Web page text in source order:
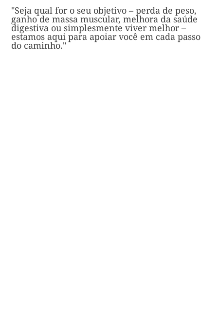
"Seja qual for o seu objetivo – perda de peso,
ganho de massa muscular, melhora da saúde
digestiva ou simplesmente viver melhor –
estamos aqui para apoiar você em cada passo
do caminho."